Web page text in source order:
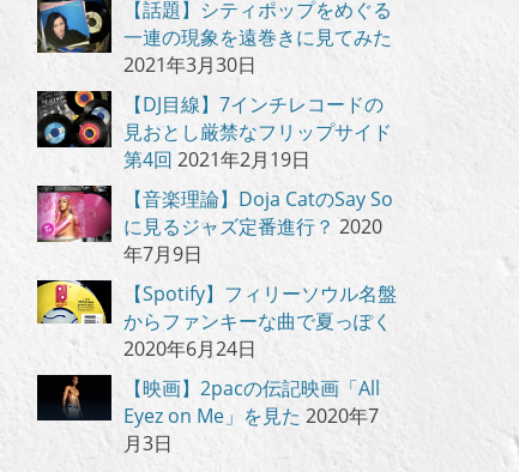
【話題】シティポップをめぐる
一連の現象を遠巻きに見てみた
2021年3月30日
【DJ目線】7インチレコードの
見おとし厳禁なフリップサイド
第4回 2021年2月19日
【音楽理論】Doja CatのSay So
に見るジャズ定番進行？ 2020
年7月9日
【Spotify】フィリーソウル名盤
からファンキーな曲で夏っぽく
2020年6月24日
【映画】2pacの伝記映画「All
Eyez on Me」を見た 2020年7
月3日